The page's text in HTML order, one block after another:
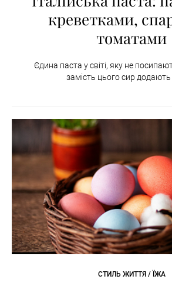
креветками,
томатами
Єдина паста у світі, яку не
замість цього сир додають
СТИЛЬ ЖИТТЯ / ЇЖА